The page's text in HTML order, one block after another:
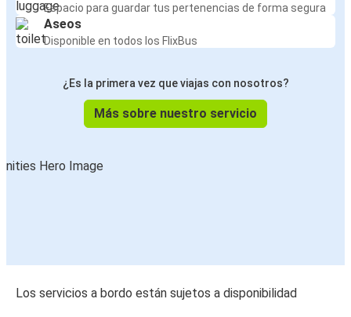
Espacio para guardar tus pertenencias de forma segura
Aseos
Disponible en todos los FlixBus
¿Es la primera vez que viajas con nosotros?
Más sobre nuestro servicio
Los servicios a bordo están sujetos a disponibilidad